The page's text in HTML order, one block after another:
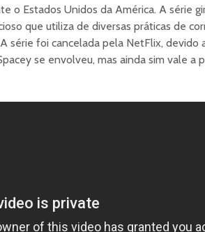
o Estados Unidos da América. A série
que utiliza de diversas práticas de
série foi cancelada pela NetFlix, devido
se envolveu, mas ainda sim vale a